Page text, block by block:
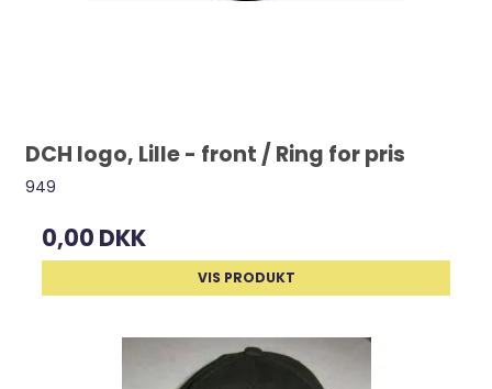
DCH logo, Lille - front / Ring for pris
949
0,00 DKK
VIS PRODUKT